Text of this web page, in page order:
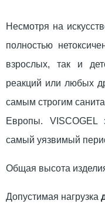
Несмотря на
полностью
взрослых, так и
реакций или любых
самым строгим
Европы.
самый уязвимый
Общая высота
Допустимая нагрузка